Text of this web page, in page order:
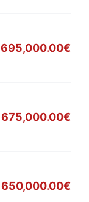
695,000.00€
675,000.00€
650,000.00€